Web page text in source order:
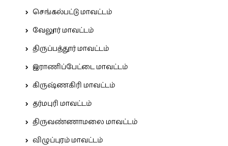
செங்கல்பட்டு மாவட்டம்
வேலூர் மாவட்டம்
திருப்பத்தூர் மாவட்டம்
இராணிப்பேட்டை மாவட்டம்
கிருஷ்ணகிரி மாவட்டம்
தர்மபுரி மாவட்டம்
திருவண்ணாமலை மாவட்டம்
விழுப்புரம் மாவட்டம்